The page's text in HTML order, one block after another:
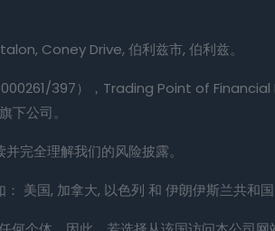
Coney Drive, 伯利兹市, 伯利兹。
397），Trading Point of
公司。
完全理解我们的风险披露。
美国, 加拿大, 以色列 和 伊朗伊斯兰共和国